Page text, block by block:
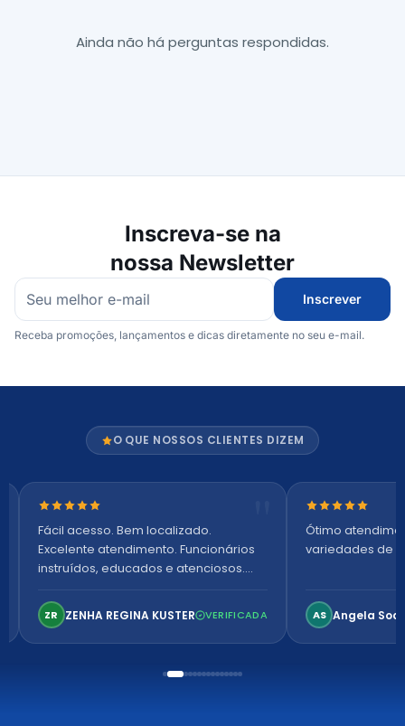
Ainda não há perguntas respondidas.
Inscreva-se na
nossa Newsletter
Inscrever
Receba promoções, lançamentos e dicas diretamente no seu e-mail.
O QUE NOSSOS CLIENTES DIZEM
Nota 5 de 5 estrelas
Fácil acesso. Bem localizado.
Excelente atendimento. Funcionários
instruídos, educados e atenciosos.
confortável. Perfeito!
ZR ZENHA REGINA KUSTER VERIFICADA
Nota 5 de 5
Ótimo
variedades de
AS Angela